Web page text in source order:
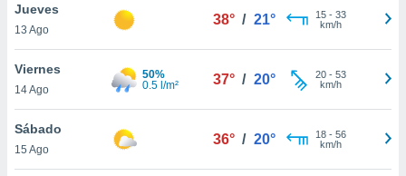
cookies
aceptar
Jueves
13 Ago
38° / 21° 15- 33
km/h
Viernes
14 Ago
50%
0.5 l/m²
37° / 20° 20- 53
km/h
Sábado
15 Ago
36° / 20° 18- 56
km/h